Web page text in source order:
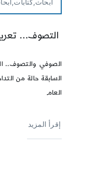
التصوف…
الصوفي والتصوف..
السابقة حالة من
العام
إقرأ المزيد